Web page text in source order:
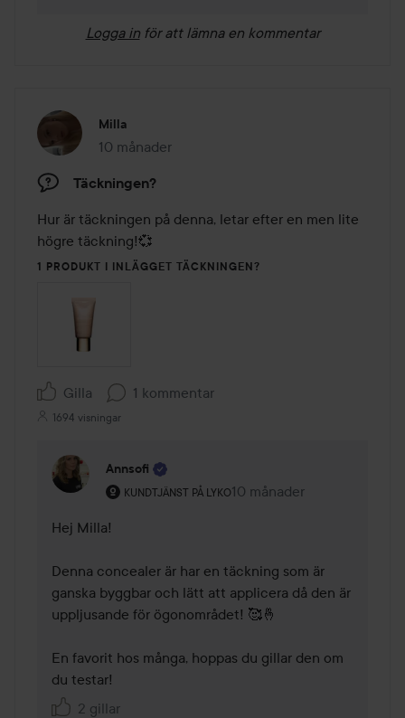
Logga in för att lämna en kommentar
Milla
10 månader
Inlägget skapades 10 månader
Täckningen?
Hur är täckningen på denna, letar efter en men lite
högre täckning!💞
1 PRODUKT I INLÄGGET TÄCKNINGEN?
Gilla 1 kommentar
1694 visningar
Annsofi
KUNDTJÄNST PÅ LYKO
Användarens roll: Kundtjänst på Lyko.
10 månader
Kommentaren lades 10
Hej Milla!
Denna concealer är har en täckning som är
ganska byggbar och lätt att applicera då den är
uppljusande för ögonområdet! 🥰🤞
En favorit hos många, hoppas du gillar den om
du testar!
2 gillar